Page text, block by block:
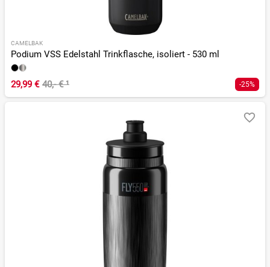
CAMELBAK
Podium VSS Edelstahl Trinkflasche, isoliert - 530 ml
29,99 € 40,- €¹ -25%